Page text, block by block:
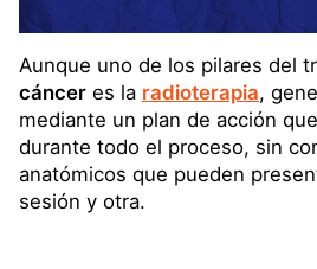
Aunque uno de los pilares del
cáncer es la radioterapia,
mediante un plan de acción
durante todo el proceso, sin
anatómicos que pueden
sesión y otra.